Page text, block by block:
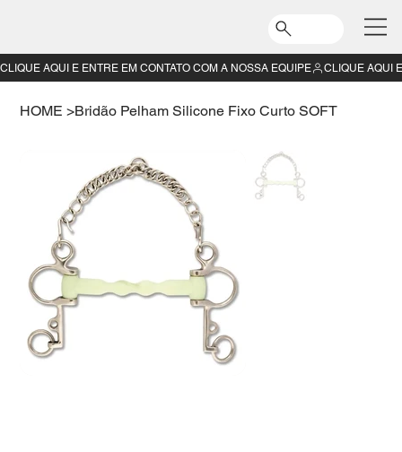
HOME >Bridão Pelham Silicone Fixo Curto SOFT
CLIQUE AQUI E ENTRE EM CONTATO COM A NOSSA EQUIPE